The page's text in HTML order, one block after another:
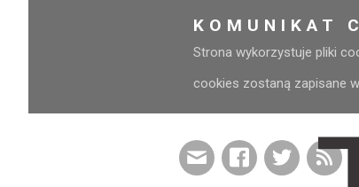
KOMUNIKAT
Strona wykorzystuje pliki
cookies zostaną zapisane